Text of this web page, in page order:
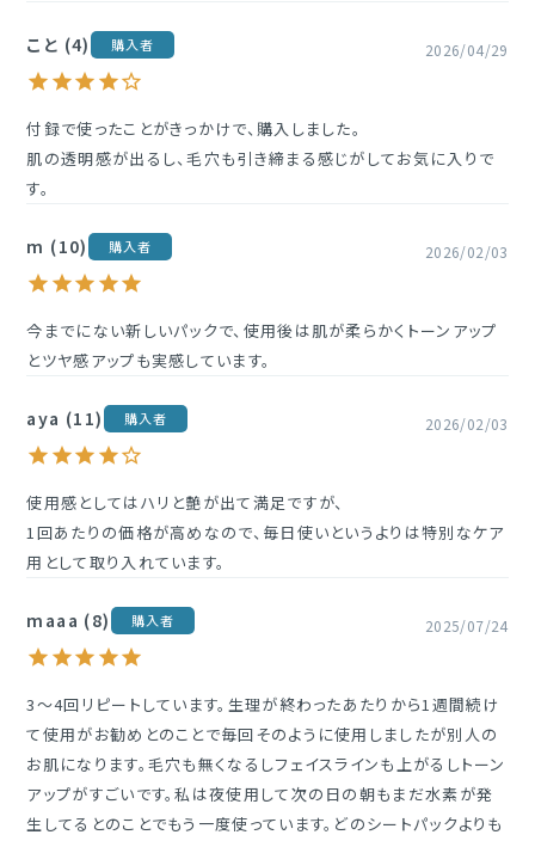
こと 4 購入者 2026/04/29
付録で使ったことがきっかけで、購入しました。
肌の透明感が出るし、毛穴も引き締まる感じがしてお気に入りで
す。
m 10 購入者 2026/02/03
今までにない新しいパックで、使用後は肌が柔らかくトーンアップ
とツヤ感アップも実感しています。
aya 11 購入者 2026/02/03
使用感としてはハリと艶が出て満足ですが、
1回あたりの価格が高めなので、毎日使いというよりは特別なケア
用として取り入れています。
maaa 8 購入者 2025/07/24
3〜4回リピートしています。生理が終わったあたりから1週間続け
て使用がお勧めとのことで毎回そのように使用しましたが別人の
お肌になります。毛穴も無くなるしフェイスラインも上がるしトーン
アップがすごいです。私は夜使用して次の日の朝もまだ水素が発
生してるとのことでもう一度使っています。どのシートパックよりも